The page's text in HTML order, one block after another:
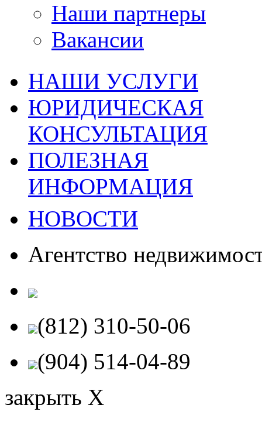
Наши партнеры
Вакансии
НАШИ УСЛУГИ
ЮРИДИЧЕСКАЯ
КОНСУЛЬТАЦИЯ
ПОЛЕЗНАЯ
ИНФОРМАЦИЯ
НОВОСТИ
Агентство
(812) 310-50-06
(904) 514-04-89
закрыть X